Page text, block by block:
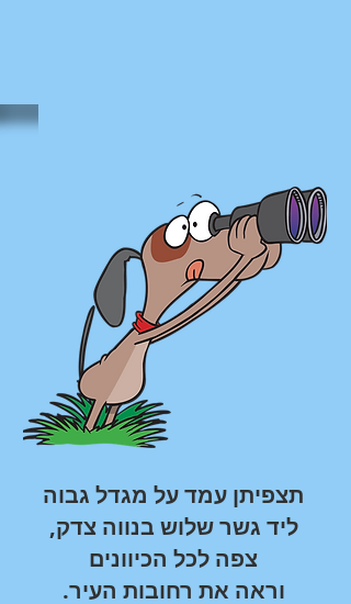
תצפיתן עמד על מגדל גבוה
,ליד גשר שלוש בנווה צדק
צפה לכל הכיוונים